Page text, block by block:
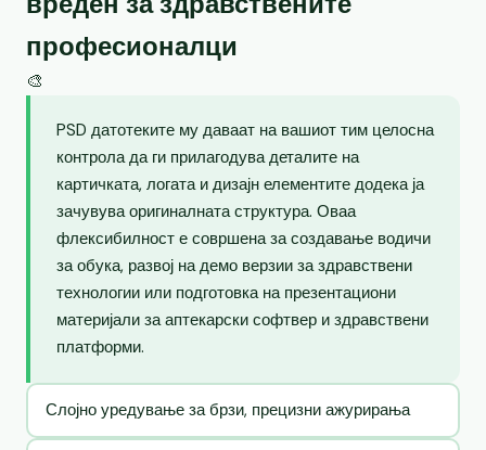
професионалци
🎨
PSD датотеките му даваат на вашиот тим целосна
контрола да ги прилагодува деталите на
картичката, логата и дизајн елементите додека ја
зачувува оригиналната структура. Оваа
флексибилност е совршена за создавање водичи
за обука, развој на демо верзии за здравствени
технологии или подготовка на презентациони
материјали за аптекарски софтвер и здравствени
платформи.
Слојно уредување за брзи, прецизни ажурирања